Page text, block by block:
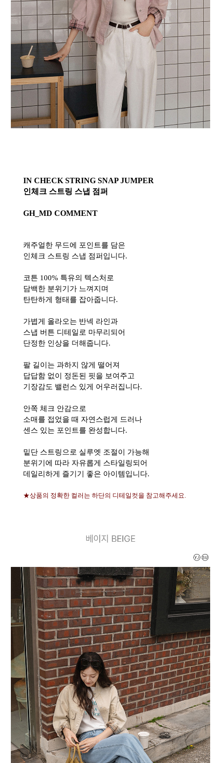
IN CHECK STRING SNAP JUMPER
인체크 스트링 스냅 점퍼
GH_MD COMMENT
캐주얼한 무드에 포인트를 담은
인체크 스트링 스냅 점퍼입니다.
코튼 100% 특유의 텍스처로
담백한 분위기가 느껴지며
탄탄하게 형태를 잡아줍니다.
가볍게 올라오는 반넥 라인과
스냅 버튼 디테일로 마무리되어
단정한 인상을 더해줍니다.
팔 길이는 과하지 않게 떨어져
답답함 없이 정돈된 핏을 보여주고
기장감도 밸런스 있게 어우러집니다.
안쪽 체크 안감으로
소매를 접었을 때 자연스럽게 드러나
센스 있는 포인트를 완성합니다.
밑단 스트링으로 실루엣 조절이 가능해
분위기에 따라 자유롭게 스타일링되어
데일리하게 즐기기 좋은 아이템입니다.
★상품의 정확한 컬러는 하단의 디테일컷을 참고해주세요.